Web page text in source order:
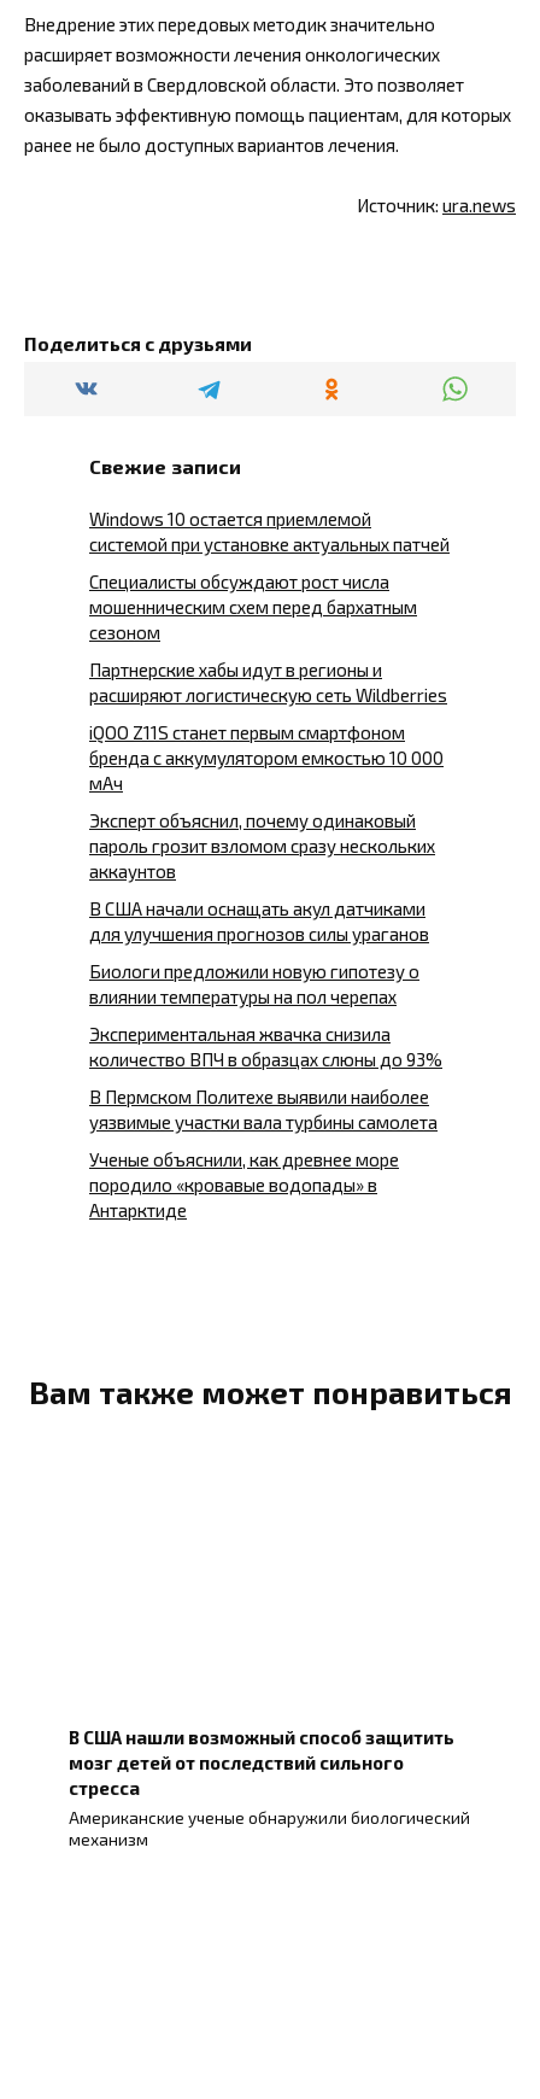
Внедрение этих передовых методик значительно
расширяет возможности лечения онкологических
заболеваний в Свердловской области. Это позволяет
оказывать эффективную помощь пациентам, для которых
ранее не было доступных вариантов лечения.
Источник: ura.news
Поделиться с друзьями
Свежие записи
Windows 10 остается приемлемой
системой при установке актуальных патчей
Специалисты обсуждают рост числа
мошенническим схем перед бархатным
сезоном
Партнерские хабы идут в регионы и
расширяют логистическую сеть Wildberries
iQOO Z11S станет первым смартфоном
бренда с аккумулятором емкостью 10 000
мАч
Эксперт объяснил, почему одинаковый
пароль грозит взломом сразу нескольких
аккаунтов
В США начали оснащать акул датчиками
для улучшения прогнозов силы ураганов
Биологи предложили новую гипотезу о
влиянии температуры на пол черепах
Экспериментальная жвачка снизила
количество ВПЧ в образцах слюны до 93%
В Пермском Политехе выявили наиболее
уязвимые участки вала турбины самолета
Ученые объяснили, как древнее море
породило «кровавые водопады» в
Антарктиде
Вам также может понравиться
В США нашли возможный способ защитить
мозг детей от последствий сильного
стресса
Американские ученые обнаружили биологический
механизм